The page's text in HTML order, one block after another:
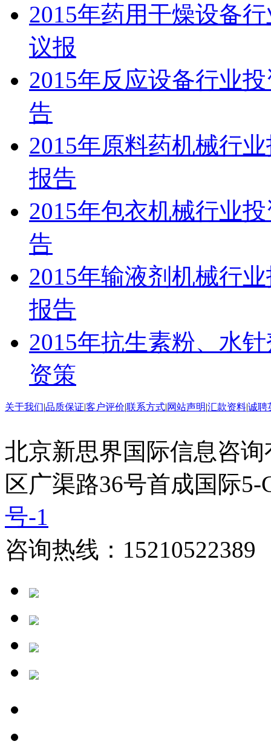
2015年药用干燥设备
议报
2015年反应设备行业
告
2015年原料药机械行
报告
2015年包衣机械行业
告
2015年输液剂机械行
报告
2015年抗生素粉、水
资策
关于我们|品质保证|客户评价|联系方式|网站声明|汇款资料|诚聘
北京新思界国际信息咨
区广渠路36号首成国际
号-1
咨询热线：